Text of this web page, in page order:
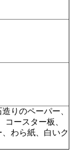
りのペーパー、
ースター板、
わら紙、白いク